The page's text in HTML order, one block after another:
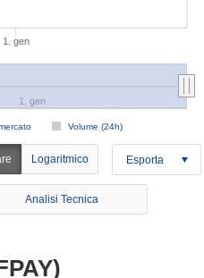
1. gen
Volume (24h)
1. gen
Logaritmico Esporta
Analisi Tecnica